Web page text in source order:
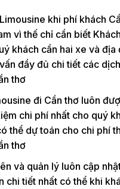
khi phí khách
vì thế chỉ cần biết
khách cần hai xe và địa
đầy đủ chi tiết các
thơ
đi Cần thơ luôn
chi phí nhất cho quý
thể dự toán cho chi phí
thơ
và quản lý luôn cập
chi tiết nhất có thể khi